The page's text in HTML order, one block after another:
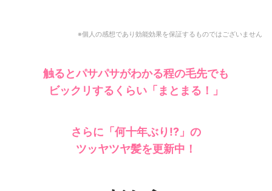
※個人の感想であり効能効果を保証するものではございません
触るとパサパサがわかる程の毛先でも
ビックリするくらい 「まとまる！」
さらに「何十年ぶり!?」の
ツッヤツヤ髪を更新中！